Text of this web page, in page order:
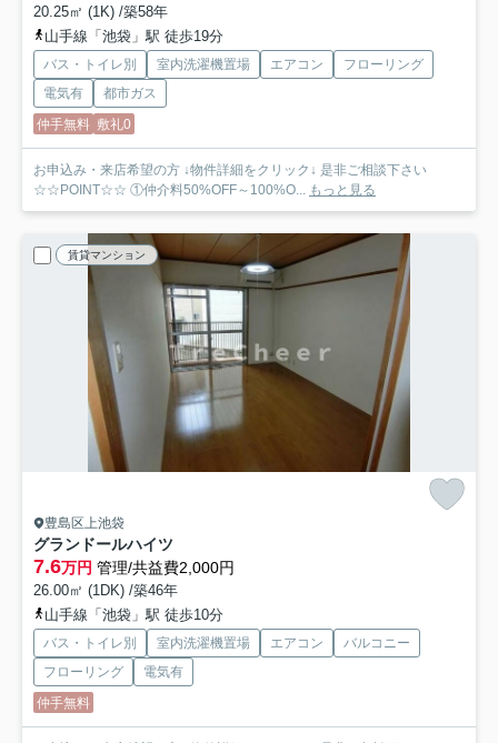
20.25㎡ (1K) /築58年
山手線「池袋」駅 徒歩19分
バス・トイレ別 室内洗濯機置場 エアコン
フローリング
電気有
都市ガス
仲手無料 敷礼0
お申込み・来店希望の方 ↓物件詳細をクリック↓ 是非ご相談下さい
☆☆POINT☆☆ ①仲介料50%OFF～100%O...
もっと見る
賃貸マンション
豊島区上池袋
グランドールハイツ
7.6万円 管理/共益費2,000円
26.00㎡ (1DK) /築46年
山手線「池袋」駅 徒歩10分
バス・トイレ別 室内洗濯機置場 エアコン
バルコニー
フローリング
電気有
仲手無料